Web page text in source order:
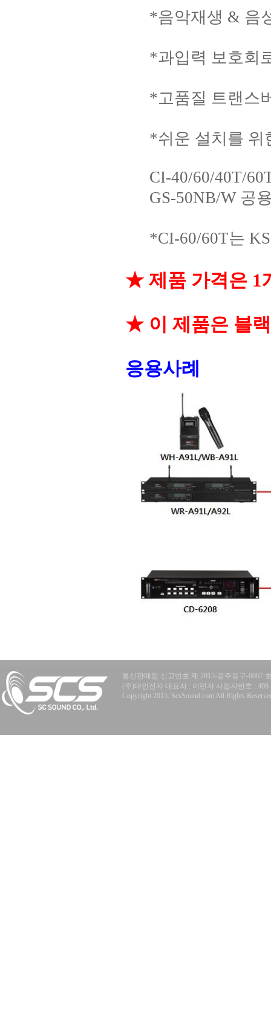
*음악재생 & 음
*과입력 보호회
*고품질 트랜스
*쉬운 설치를 위
CI-40/60/40T/
GS-50NB/W 공
*CI-60/60T는
★ 제품 가격은 1
★ 이 제품은 블
응용사례
통신판매업 신고번호 제 2015-광주동구-0067
(주)대인전자 대표자 : 이민자 사업자번호 :
Copyright 2015. ScsSound.com All Rights